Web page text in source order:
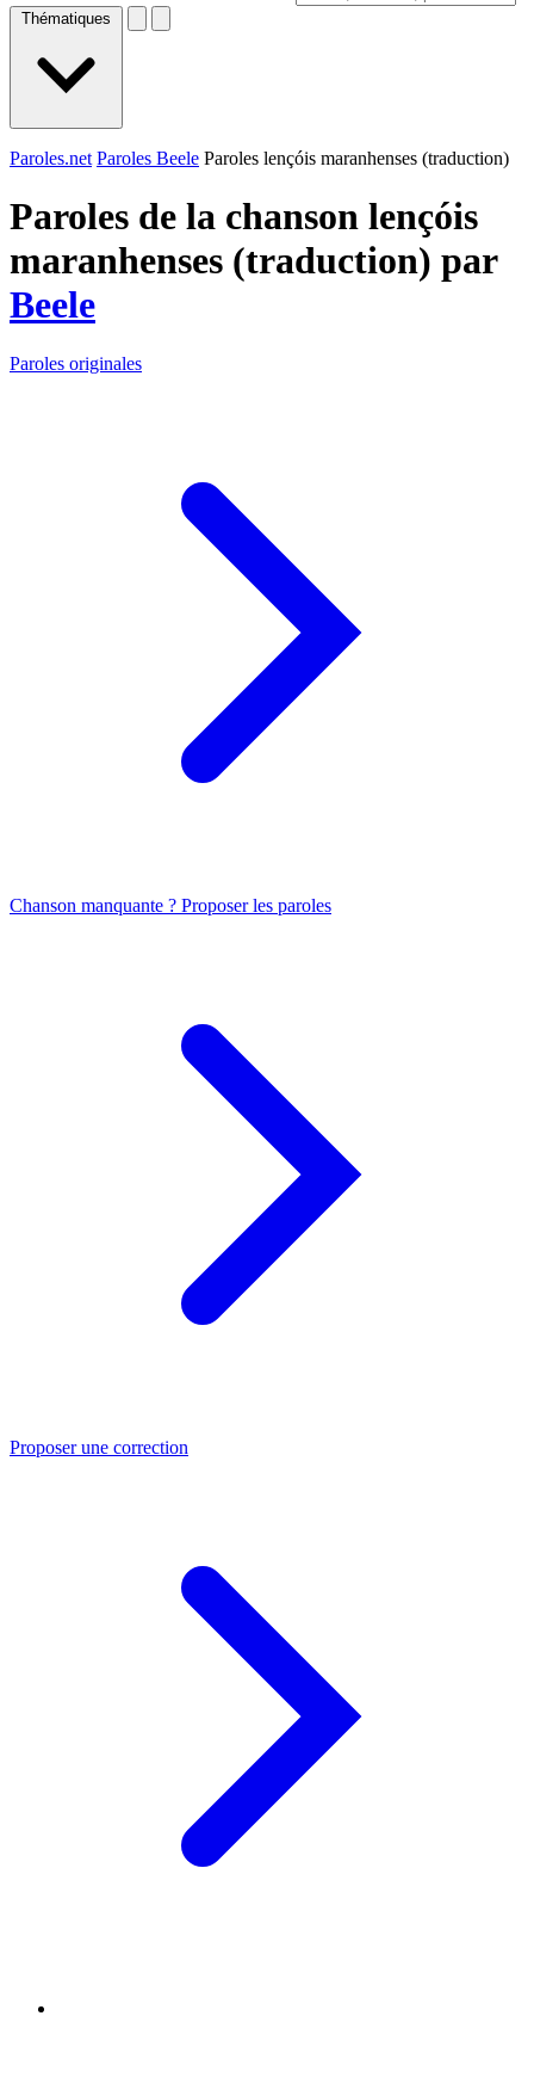
Thématiques
Paroles.net Paroles Beele Paroles lençóis maranhenses (traduction)
Paroles de la chanson lençóis
maranhenses (traduction) par
Beele
Paroles originales
Chanson manquante ? Proposer les paroles
Proposer une correction